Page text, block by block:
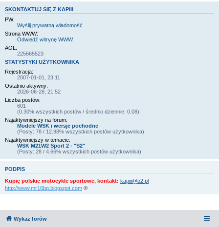
SKONTAKTUJ SIĘ Z KAPIII
PW:
Wyślij prywatną wiadomość
Strona WWW:
Odwiedź witrynę WWW
AOL:
225665523
STATYSTYKI UŻYTKOWNIKA
Rejestracja:
2007-01-01, 23:11
Ostatnio aktywny:
2026-06-28, 21:52
Liczba postów:
601
(0.30% wszystkich postów / średnio dziennie: 0.08)
Najaktywniejszy na forum:
Modele WSK i wersje pochodne
(Posty: 78 / 12.98% wszystkich postów użytkownika)
Najaktywniejszy w temacie:
WSK M21W2 Sport 2 - "S2"
(Posty: 28 / 4.66% wszystkich postów użytkownika)
PODPIS
Kupię polskie motocykle sportowe, kontakt: kapiii@o2.pl
http://www.mr16bp.blogspot.com ®
Wykaz forów